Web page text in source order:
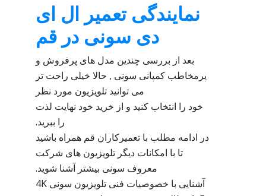
نمایندگی تعمیر ال ای
دی سونی در قم
بعد از بررسی چندین مدل های پرفروش و
پرمخاطب کمپانی سونی , حالا خیلی راحت تر
می توانید تلویزیون مورد نظر
خود را انتخاب کنید و از خرید خود نهایت لذت
را ببرید.
در ادامه مطلب با تعمیرکاران قم همراه باشید
تا با امکانات دیگر تلویزیون های شرکت
معروف سونی بیشتر آشنا شوید.
آشنایی با خصوصیات فنی تلویزیون سونی 4K